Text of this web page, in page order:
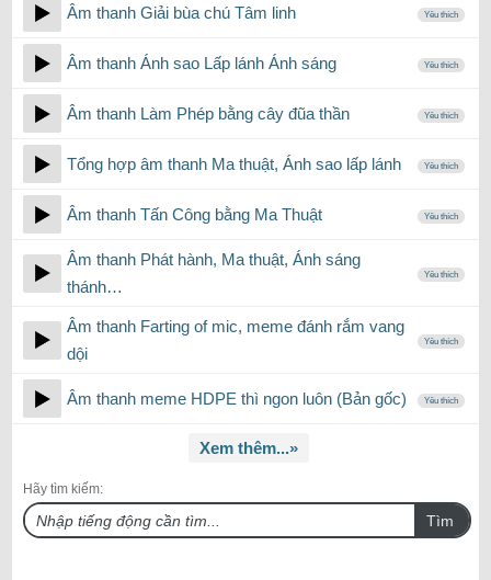
Âm thanh Giải bùa chú Tâm linh Yêu thích
Âm thanh Ánh sao Lấp lánh Ánh sáng Yêu thích
Âm thanh Làm Phép bằng cây đũa thần Yêu thích
Tổng hợp âm thanh Ma thuật, Ánh sao lấp lánh Yêu thích
Âm thanh Tấn Công bằng Ma Thuật Yêu thích
Âm thanh Phát hành, Ma thuật, Ánh sáng
thánh…
Yêu thích
Âm thanh Farting of mic, meme đánh rắm vang
dội
Yêu thích
Âm thanh meme HDPE thì ngon luôn (Bản gốc) Yêu thích
Xem thêm...»
Hãy tìm kiếm:
Tìm